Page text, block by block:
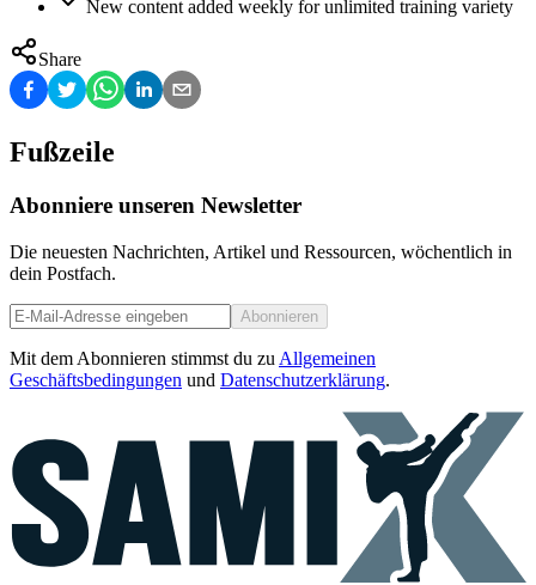
New content added weekly for unlimited training variety
Share
Fußzeile
Abonniere unseren Newsletter
Die neuesten Nachrichten, Artikel und Ressourcen, wöchentlich in
dein Postfach.
Abonnieren
Mit dem Abonnieren stimmst du zu Allgemeinen
Geschäftsbedingungen und Datenschutzerklärung.